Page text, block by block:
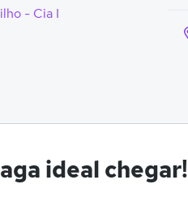
- Cia I
ideal chegar!